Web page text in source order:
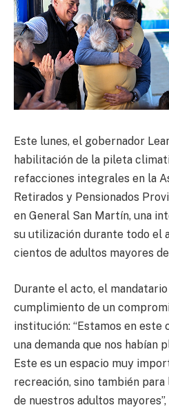
Este lunes, el gobernador
habilitación de la pileta
refacciones integrales en la
Retirados y Pensionados
en General San Martín, una
su utilización durante todo el
cientos de adultos mayores
Durante el acto, el
cumplimiento de un
institución: “Estamos en
una demanda que nos habían
Este es un espacio muy
recreación, sino también
de nuestros adultos